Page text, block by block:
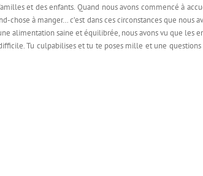
et des enfants. Quand nous avons commencé à
chose à manger… c’est dans ces circonstances que nous
alimentation saine et équilibrée, nous avons vu que
Tu culpabilises et tu te poses mille et une questions :